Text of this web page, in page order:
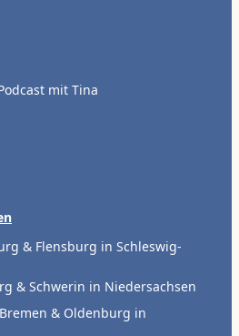
mit Tina
& Flensburg in Schleswig-
& Schwerin in Niedersachsen
& Oldenburg in